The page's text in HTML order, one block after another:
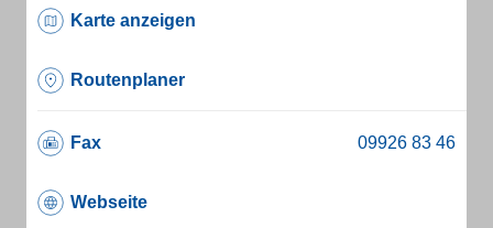
Karte anzeigen
Routenplaner
Fax
Webseite